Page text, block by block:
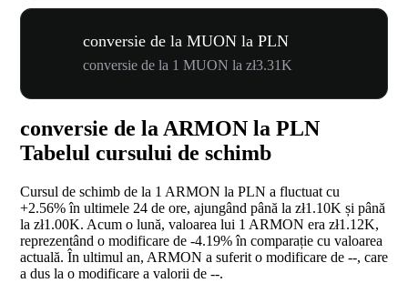
conversie de la MUON la PLN
conversie de la 1 MUON la zł3.31K
conversie de la ARMON la PLN
Tabelul cursului de schimb
Cursul de schimb de la 1 ARMON la PLN a fluctuat cu
+2.56%în ultimele 24 de ore, ajungând până la zł1.10K și până
la zł1.00K. Acum o lună, valoarea lui 1 ARMON era zł1.12K,
reprezentând o modificare de -4.19%în comparație cu valoarea
actuală. În ultimul an, ARMON a suferit o modificare de --, care
a dus la o modificare a valorii de --.